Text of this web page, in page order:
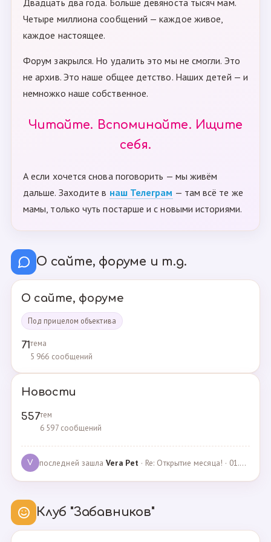
Двадцать два года. Больше девяноста тысяч мам.
Четыре миллиона сообщений — каждое живое,
каждое настоящее.
Форум закрылся. Но удалить это мы не смогли. Это
не архив. Это наше общее детство. Наших детей — и
немножко наше собственное.
Читайте. Вспоминайте. Ищите
себя.
А если хочется снова поговорить — мы живём
дальше. Заходите в наш Телеграм — там всё те же
мамы, только чуть постарше и с новыми историями.
О сайте, форуме и т.д.
О сайте, форуме
Под прицелом объектива
71тема
5 966 сообщений
Новости
557тем
6 597 сообщений
V последней зашлаVera Pet · Re: Открытие месяца! · 01.04.2021
Клуб "Забавников"